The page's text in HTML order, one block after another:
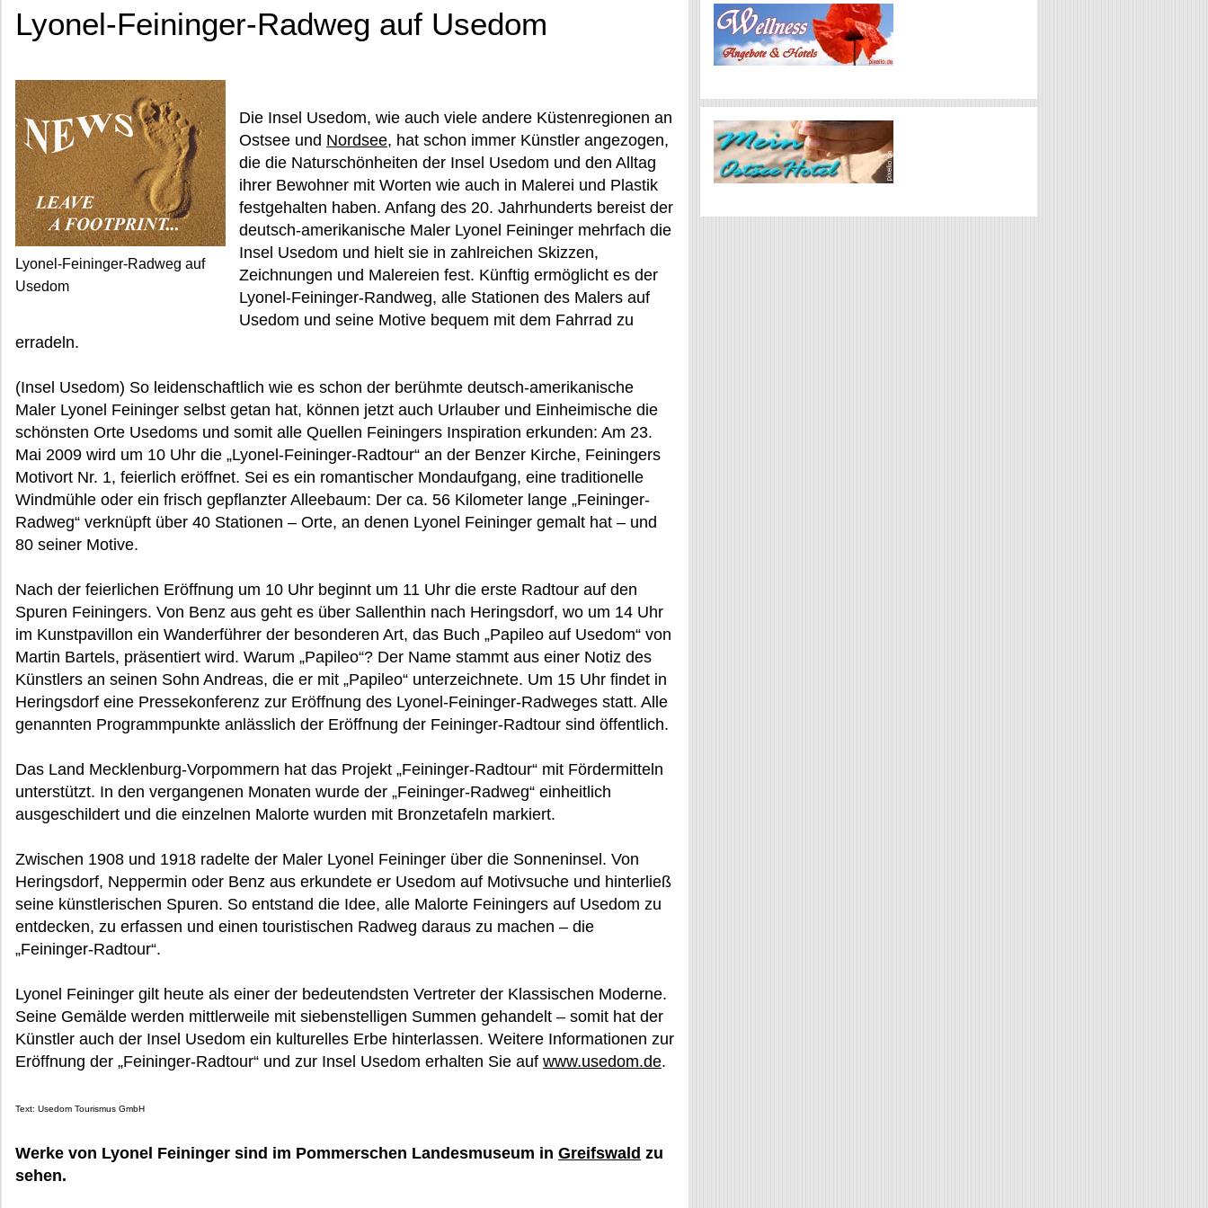
Lyonel-Feininger-Radweg auf Usedom
Lyonel-Feininger-Radweg auf
Usedom
Die Insel Usedom, wie auch viele andere Küstenregionen an
Ostsee und Nordsee, hat schon immer Künstler angezogen,
die die Naturschönheiten der Insel Usedom und den Alltag
ihrer Bewohner mit Worten wie auch in Malerei und Plastik
festgehalten haben. Anfang des 20. Jahrhunderts bereist der
deutsch-amerikanische Maler Lyonel Feininger mehrfach die
Insel Usedom und hielt sie in zahlreichen Skizzen,
Zeichnungen und Malereien fest. Künftig ermöglicht es der
Lyonel-Feininger-Randweg, alle Stationen des Malers auf
Usedom und seine Motive bequem mit dem Fahrrad zu
erradeln.
(Insel Usedom) So leidenschaftlich wie es schon der berühmte deutsch-amerikanische
Maler Lyonel Feininger selbst getan hat, können jetzt auch Urlauber und Einheimische die
schönsten Orte Usedoms und somit alle Quellen Feiningers Inspiration erkunden: Am 23.
Mai 2009 wird um 10 Uhr die „Lyonel-Feininger-Radtour“ an der Benzer Kirche, Feiningers
Motivort Nr. 1, feierlich eröffnet. Sei es ein romantischer Mondaufgang, eine traditionelle
Windmühle oder ein frisch gepflanzter Alleebaum: Der ca. 56 Kilometer lange „Feininger-
Radweg“ verknüpft über 40 Stationen – Orte, an denen Lyonel Feininger gemalt hat – und
80 seiner Motive.
Nach der feierlichen Eröffnung um 10 Uhr beginnt um 11 Uhr die erste Radtour auf den
Spuren Feiningers. Von Benz aus geht es über Sallenthin nach Heringsdorf, wo um 14 Uhr
im Kunstpavillon ein Wanderführer der besonderen Art, das Buch „Papileo auf Usedom“ von
Martin Bartels, präsentiert wird. Warum „Papileo“? Der Name stammt aus einer Notiz des
Künstlers an seinen Sohn Andreas, die er mit „Papileo“ unterzeichnete. Um 15 Uhr findet in
Heringsdorf eine Pressekonferenz zur Eröffnung des Lyonel-Feininger-Radweges statt. Alle
genannten Programmpunkte anlässlich der Eröffnung der Feininger-Radtour sind öffentlich.
Das Land Mecklenburg-Vorpommern hat das Projekt „Feininger-Radtour“ mit Fördermitteln
unterstützt. In den vergangenen Monaten wurde der „Feininger-Radweg“ einheitlich
ausgeschildert und die einzelnen Malorte wurden mit Bronzetafeln markiert.
Zwischen 1908 und 1918 radelte der Maler Lyonel Feininger über die Sonneninsel. Von
Heringsdorf, Neppermin oder Benz aus erkundete er Usedom auf Motivsuche und hinterließ
seine künstlerischen Spuren. So entstand die Idee, alle Malorte Feiningers auf Usedom zu
entdecken, zu erfassen und einen touristischen Radweg daraus zu machen – die
„Feininger-Radtour“.
Lyonel Feininger gilt heute als einer der bedeutendsten Vertreter der Klassischen Moderne.
Seine Gemälde werden mittlerweile mit siebenstelligen Summen gehandelt – somit hat der
Künstler auch der Insel Usedom ein kulturelles Erbe hinterlassen. Weitere Informationen zur
Eröffnung der „Feininger-Radtour“ und zur Insel Usedom erhalten Sie auf www.usedom.de.
Text: Usedom Tourismus GmbH
Werke von Lyonel Feininger sind im Pommerschen Landesmuseum in Greifswald zu
sehen.